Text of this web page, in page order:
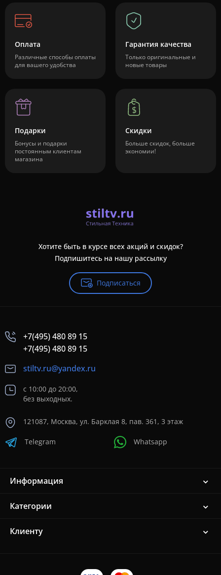
Оплата
Различные способы оплаты
для вашего удобства
Гарантия качества
Только оригинальные и
новые товары
Подарки
Бонусы и подарки
постоянным клиентам
магазина
Скидки
Больше скидок, больше
экономии!
Хотите быть в курсе всех акций и скидок?
Подпишитесь на нашу рассылку
Подписаться
+7(495) 480 89 15
+7(495) 480 89 15
stiltv.ru@yandex.ru
с 10:00 до 20:00,
без выходных.
121087, Москва, ул. Барклая 8, пав. 361, 3 этаж
Telegram Whatsapp
Информация
Категории
Клиенту